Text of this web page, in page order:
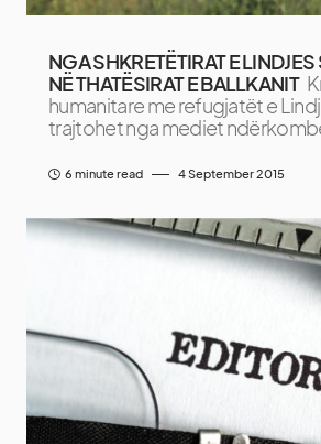
NGA SHKRETËTIRAT E
NË THATËSIRAT E BALLKANIT
humanitare me refugjatët e
trajtohet nga mediet
6 minute read 4 September 2015